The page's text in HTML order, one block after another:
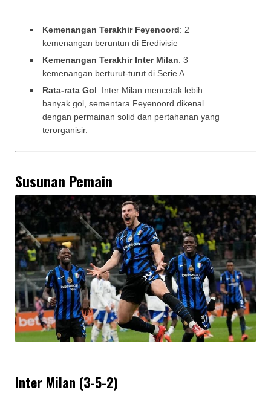
Kemenangan Terakhir Feyenoord: 2
kemenangan beruntun di Eredivisie
Kemenangan Terakhir Inter Milan: 3
kemenangan berturut-turut di Serie A
Rata-rata Gol: Inter Milan mencetak lebih
banyak gol, sementara Feyenoord dikenal
dengan permainan solid dan pertahanan yang
terorganisir.
Susunan Pemain
Inter Milan (3-5-2)